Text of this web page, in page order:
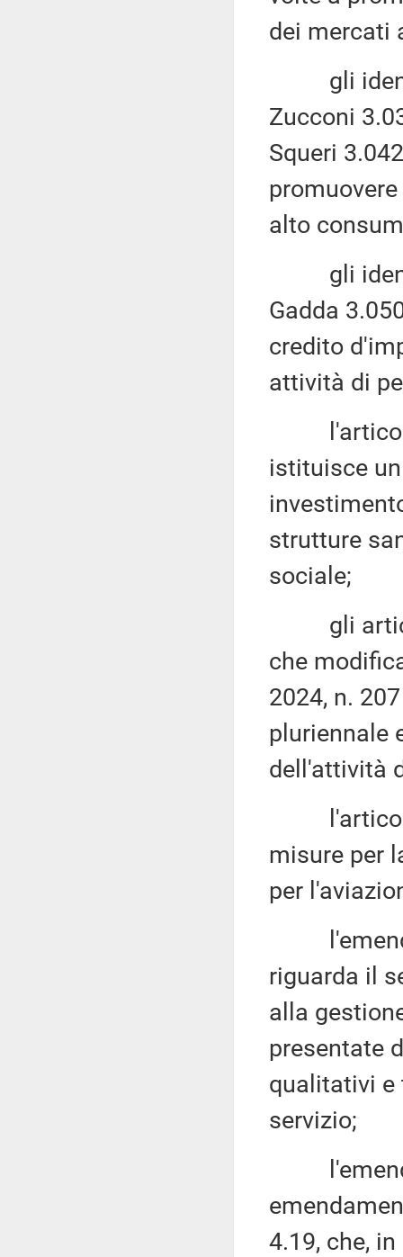
dei mercati
gli
Zucconi
Squeri
alto
gli
Gadda
credito
attività di
l'articolo
istituisce
strutture
sociale;
gli articoli
che
2024, n.
pluriennale
dell'attività
l'articolo
misure per
per
riguarda il
alla
presentate
qualitativi e
servizio;
4.19, che,